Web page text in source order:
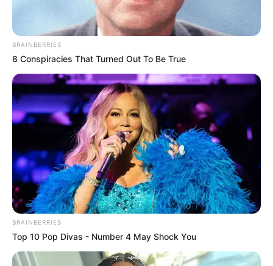
Guatemala Dental
GUATEMALA DENTAL
Arthrologist Begs To Stop Buying Knee Braces -
Do This Instead
FORGE BODY
BRAINBERRIES
8 Conspiracies That Turned Out To Be True
BRAINBERRIES
Top 10 Pop Divas - Number 4 May Shock You